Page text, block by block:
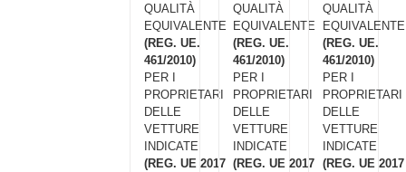
QUALITÀ
EQUIVALENTE
(REG. UE.
461/2010)
PER I
PROPRIETARI
DELLE
VETTURE
INDICATE
(REG. UE 2017
QUALITÀ
EQUIVALENTE
(REG. UE.
461/2010)
PER I
PROPRIETARI
DELLE
VETTURE
INDICATE
(REG. UE 2017
QUALITÀ
EQUIVALENTE
(REG. UE.
461/2010)
PER I
PROPRIETARI
DELLE
VETTURE
INDICATE
(REG. UE 2017